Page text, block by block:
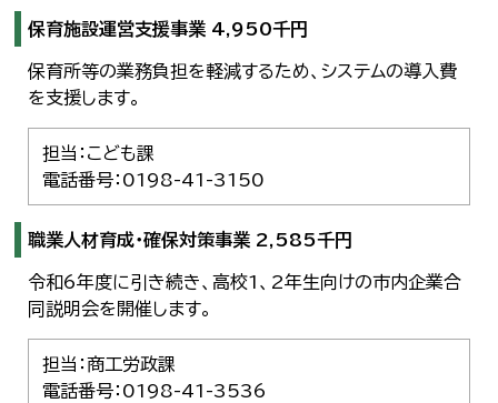
保育施設運営支援事業 4,950千円
保育所等の業務負担を軽減するため、システムの導入費
を支援します。
担当：こども課
電話番号：0198-41-3150
職業人材育成・確保対策事業 2,585千円
令和6年度に引き続き、高校1、2年生向けの市内企業合
同説明会を開催します。
担当：商工労政課
電話番号：0198-41-3536